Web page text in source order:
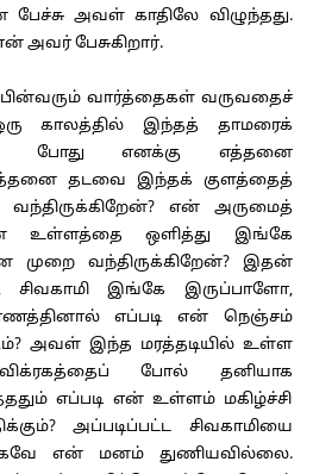
பேச்சு அவள் காதிலே விழுந்தது.
பேசுகிறார்.
வார்த்தைகள் வருவதைச்
காலத்தில் இந்தத் தாமரைக்
போது எனக்கு எத்தனை
எத்தனை தடவை இந்தக் குளத்தைத்
வந்திருக்கிறேன்? என் அருமைத்
உள்ளத்தை ஒளித்து இங்கே
வந்திருக்கிறேன்? இதன்
சிவகாமி இங்கே இருப்பாளோ,
எப்படி என் நெஞ்சம்
அவள் இந்த மரத்தடியில் உள்ள
போல் தனியாக
எப்படி என் உள்ளம் மகிழ்ச்சி
அப்படிப்பட்ட சிவகாமியை
என் மனம் துணியவில்லை.